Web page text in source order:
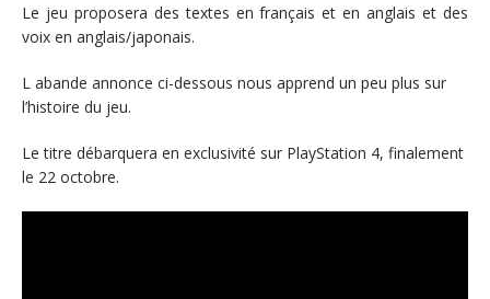
Le jeu proposera des textes en français et en anglais et des
voix en anglais/japonais.
L abande annonce ci-dessous nous apprend un peu plus sur
l’histoire du jeu.
Le titre débarquera en exclusivité sur PlayStation 4, finalement
le 22 octobre.